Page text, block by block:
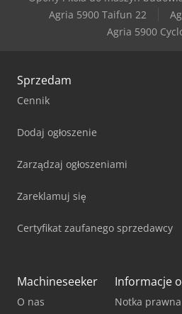
Agria 5900 Taifun 22
Agria 5900
Sprzedam
Cennik
Dodaj ogłoszenie
Zarządzaj ogłoszeniami
Zareklamuj się
Certyfikat zaufanego sprzedawcy
Machineseeker
O nas
Informacje
Notka prawna